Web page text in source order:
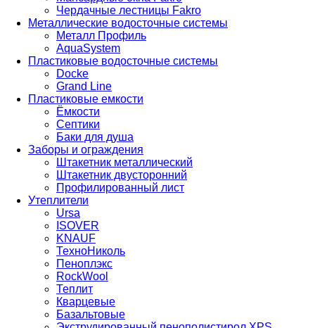
Чердачные лестницы Fakro
Металлические водосточные системы
Металл Профиль
AquaSystem
Пластиковые водосточные системы
Docke
Grand Line
Пластиковые емкости
Ёмкости
Септики
Баки для душа
Заборы и ограждения
Штакетник металлический
Штакетник двусторонний
Профилированный лист
Утеплители
Ursa
ISOVER
KNAUF
ТехноНиколь
Пеноплэкс
RockWool
Теплит
Кварцевые
Базальтовые